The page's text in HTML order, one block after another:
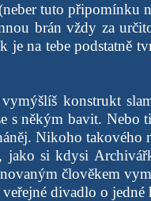
tuto připomínku
brán vždy za
je na tebe podstatně
konstrukt
s někým bavit.
Nikoho takového
jako si kdysi
člověkem
divadlo o jedné